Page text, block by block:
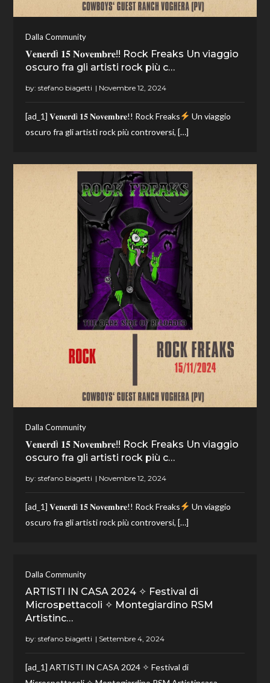
Dalla Community
𝐕𝐞𝐧𝐞𝐫𝐝ì 𝟏𝟓 𝐍𝐨𝐯𝐞𝐦𝐛𝐫𝐞!! Rock Freaks Un viaggio
oscuro fra gli artisti rock più c…
by:stefano biagetti
[ad_1] 𝐕𝐞𝐧𝐞𝐫𝐝ì 𝟏𝟓 𝐍𝐨𝐯𝐞𝐦𝐛𝐫𝐞!! Rock Freaks
Un viaggio
oscuro fra gli artisti rock più controversi, […]
Dalla Community
𝐕𝐞𝐧𝐞𝐫𝐝ì 𝟏𝟓 𝐍𝐨𝐯𝐞𝐦𝐛𝐫𝐞!! Rock Freaks Un viaggio
oscuro fra gli artisti rock più c…
by:stefano biagetti
[ad_1] 𝐕𝐞𝐧𝐞𝐫𝐝ì 𝟏𝟓 𝐍𝐨𝐯𝐞𝐦𝐛𝐫𝐞!! Rock Freaks
Un viaggio
oscuro fra gli artisti rock più controversi, […]
Dalla Community
ARTISTI IN CASA 2024 ✧ Festival di
Microspettacoli ✧ Montegiardino RSM
Artistinc…
by:stefano biagetti
[ad_1] ARTISTI IN CASA 2024 ✧ Festival di